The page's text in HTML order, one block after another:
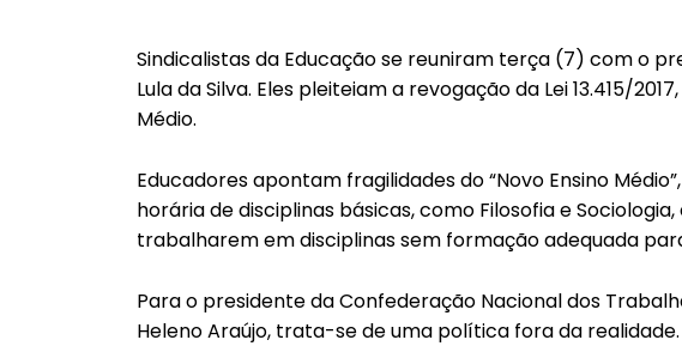
Sindicalistas da Educação se reuniram terça (7) com o
Lula da Silva. Eles pleiteiam a revogação da Lei 13.415/
Médio.
Educadores apontam fragilidades do “Novo Ensino
horária de disciplinas básicas, como Filosofia e
trabalharem em disciplinas sem formação adequada
Para o presidente da Confederação Nacional dos
Heleno Araújo, trata-se de uma política fora da